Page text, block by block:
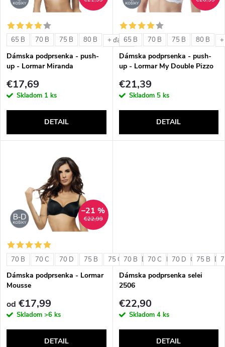
i
e
p
r
d
t
o
v
i
s
p
r
o
d
t
o
v
65 B 70 B 75 B 80 B + ďalšie
Dámska podprsenka - push-
up - Lormar Miranda
€17,69
Skladom 1 ks
DETAIL
65 B 70 B 75 B 80 B
Dámska podprsenka - push-
up - Lormar My Double Pizzo
€21,39
Skladom 5 ks
DETAIL
€22,99
–21 %
70 B 70 C 70 D 75 B 75 C 75 D 80 B 80 C 80 D
Dámska podprsenka - Lormar
Mousse
od €17,99
Skladom >6 ks
DETAIL
70 B 70 C 70 D 75 B
Dámska podprsenka selei
2506
€22,90
Skladom 4 ks
DETAIL